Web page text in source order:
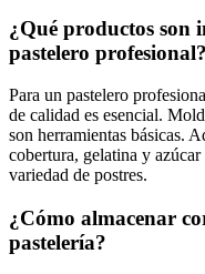
¿Qué productos son
pastelero profesional?
Para un pastelero
de calidad es esencial.
son herramientas básicas.
cobertura, gelatina y
variedad de postres.
¿Cómo almacenar
pastelería?